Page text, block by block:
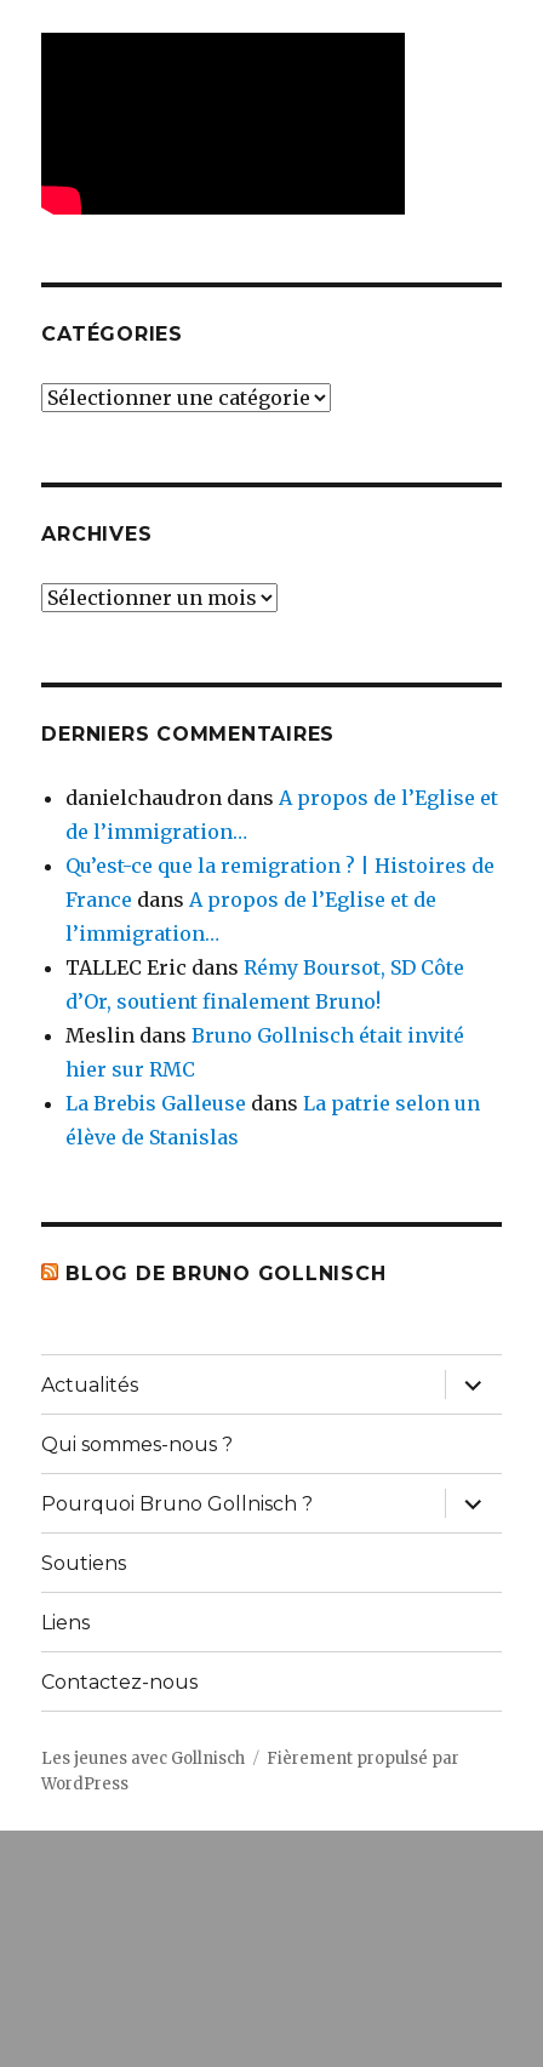
CATÉGORIES
Catégories
ARCHIVES
Archives
DERNIERS COMMENTAIRES
danielchaudron dansA propos de l’Eglise et
de l’immigration…
Qu’est-ce que la remigration ? | Histoires de
France dansA propos de l’Eglise et de
l’immigration…
TALLEC Eric dansRémy Boursot, SD Côte
d’Or, soutient finalement Bruno!
Meslin dansBruno Gollnisch était invité
hier sur RMC
La Brebis Galleuse dansLa patrie selon un
élève de Stanislas
BLOG DE BRUNO GOLLNISCH
Actualités
ouvrir
le
sous-
Qui sommes-nous ?
Pourquoi Bruno Gollnisch ?
ouvrir
le
sous-
Soutiens
Liens
Contactez-nous
Les jeunes avec Gollnisch
Fièrement propulsé par
WordPress